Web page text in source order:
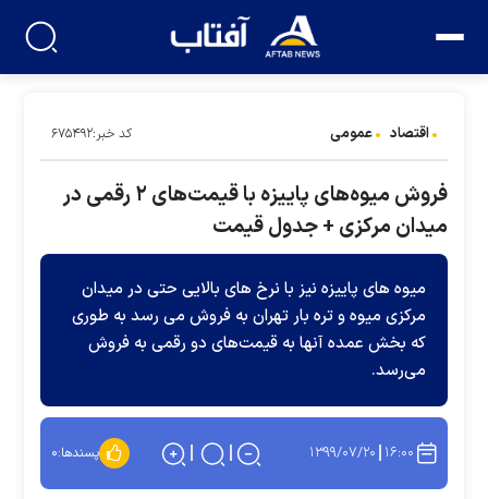
اقتصاد عمومی کد خبر:۶۷۵۴۹۲
فروش میوه‌های پاییزه با قیمت‌های ۲ رقمی در
میدان مرکزی + جدول قیمت
میوه های پاییزه نیز با نرخ های بالایی حتی در میدان
مرکزی میوه و تره بار تهران به فروش می رسد به طوری
که بخش عمده آنها به قیمت‌های دو رقمی به فروش
می‌رسد.
۱۶:۰۰ ۱۳۹۹/۰۷/۲۰ پسندها:۰